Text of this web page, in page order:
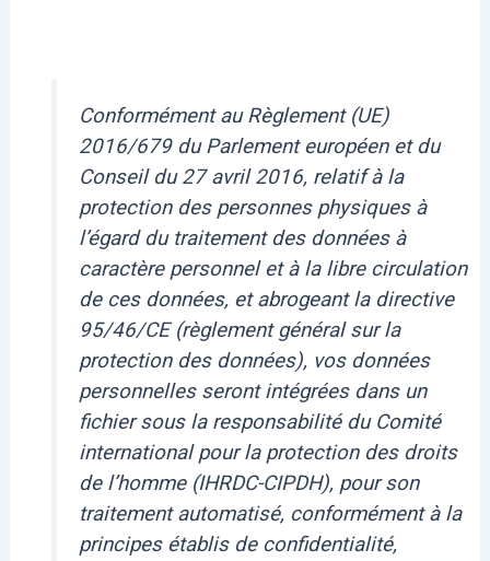
Conformément au Règlement (UE)
2016/679 du Parlement européen et du
Conseil du 27 avril 2016, relatif à la
protection des personnes physiques à
l’égard du traitement des données à
caractère personnel et à la libre circulation
de ces données, et abrogeant la directive
95/46/CE (règlement général sur la
protection des données), vos données
personnelles seront intégrées dans un
fichier sous la responsabilité du Comité
international pour la protection des droits
de l’homme (IHRDC-CIPDH), pour son
traitement automatisé, conformément à la
principes établis de confidentialité,